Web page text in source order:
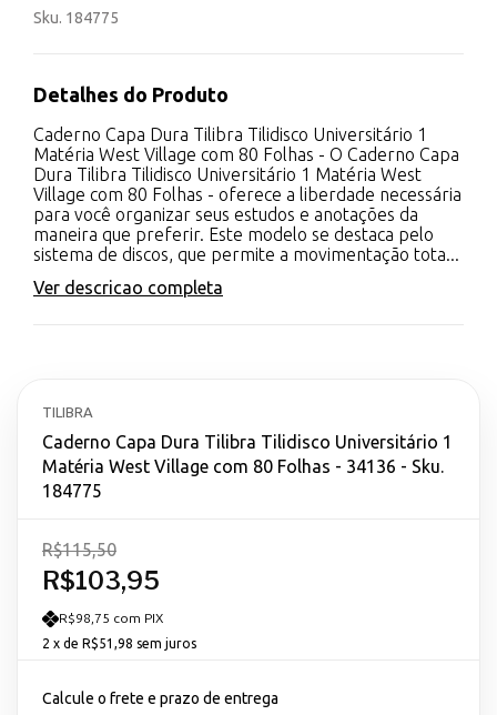
Sku. 184775
Detalhes do Produto
Caderno Capa Dura Tilibra Tilidisco Universitário 1
Matéria West Village com 80 Folhas - O Caderno Capa
Dura Tilibra Tilidisco Universitário 1 Matéria West
Village com 80 Folhas - oferece a liberdade necessária
para você organizar seus estudos e anotações da
maneira que preferir. Este modelo se destaca pelo
sistema de discos, que permite a movimentação tota...
Ver descricao completa
TILIBRA
Caderno Capa Dura Tilibra Tilidisco Universitário 1
Matéria West Village com 80 Folhas - 34136 - Sku.
184775
R$103,95
R$115,50
R$98,75 com PIX
2 x de R$51,98 sem juros
Calcule o frete e prazo de entrega